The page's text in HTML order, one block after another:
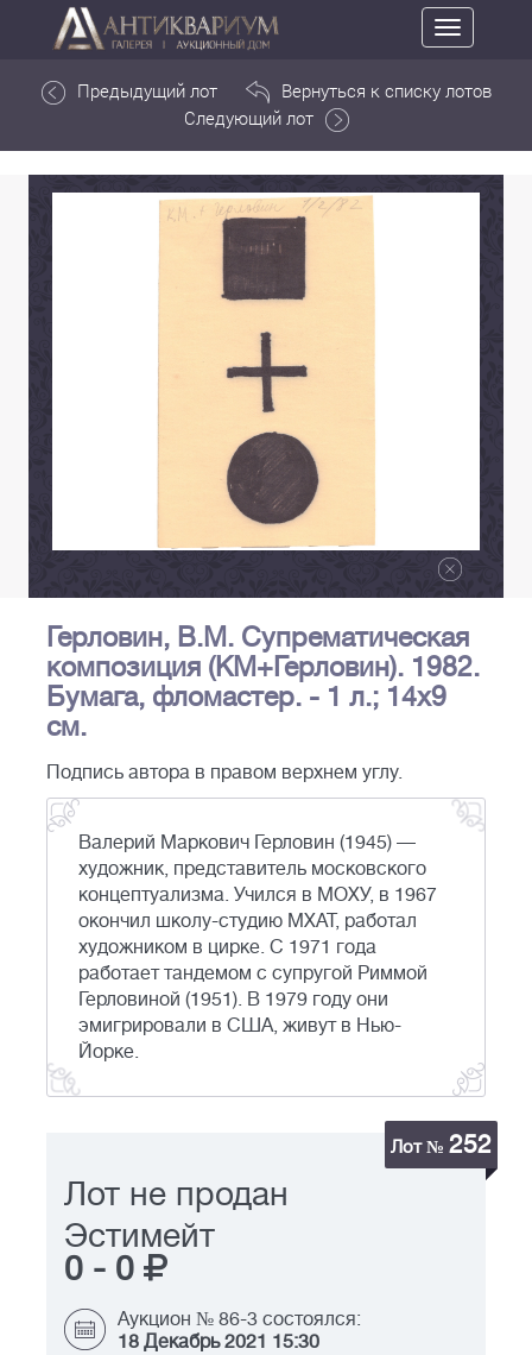
Toggle
navigation
Предыдущий лот
Вернуться к списку лотов
Следующий лот
Герловин, В.М. Супрематическая
композиция (КМ+Герловин). 1982.
Бумага, фломастер. - 1 л.; 14x9
см.
Подпись автора в правом верхнем углу.
Валерий Маркович Герловин (1945) —
художник, представитель московского
концептуализма. Учился в МОХУ, в 1967
окончил школу-студию МХАТ, работал
художником в цирке. С 1971 года
работает тандемом с супругой Риммой
Герловиной (1951). В 1979 году они
эмигрировали в США, живут в Нью-
Йорке.
Лот № 252
Лот не продан
Эстимейт
0 - 0
Аукцион № 86-3 состоялся:
18 Декабрь 2021 15:30